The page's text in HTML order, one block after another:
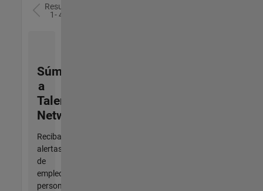
Resultados
1- 4 de
Súmese
a
Talent
Network
Reciba
alertas
de
empleo
personalizadas,